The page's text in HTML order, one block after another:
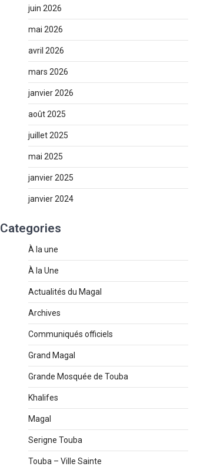
juin 2026
mai 2026
avril 2026
mars 2026
janvier 2026
août 2025
juillet 2025
mai 2025
janvier 2025
janvier 2024
Categories
À la une
À la Une
Actualités du Magal
Archives
Communiqués officiels
Grand Magal
Grande Mosquée de Touba
Khalifes
Magal
Serigne Touba
Touba – Ville Sainte